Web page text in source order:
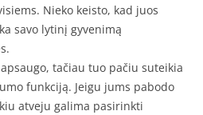
Nieko keisto, kad juos
savo lytinį gyvenimą
tačiau tuo pačiu suteikia
funkciją. Jeigu jums pabodo
atveju galima pasirinkti